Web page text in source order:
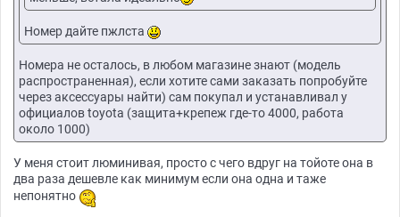
Номер дайте пжлста
Номера не осталось, в любом магазине знают (модель
распространенная), если хотите сами заказать попробуйте
через аксессуары найти) сам покупал и устанавливал у
официалов toyota (защита+крепеж где-то 4000, работа
около 1000)
У меня стоит люминивая, просто с чего вдруг на тойоте она в
два раза дешевле как минимум если она одна и таже
непонятно